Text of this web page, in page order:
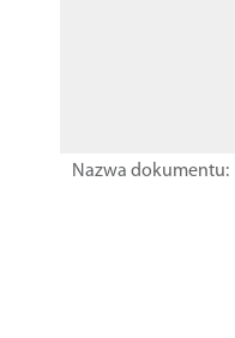
Nazwa dokumentu: